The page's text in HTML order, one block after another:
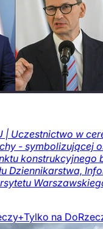
| Uczestnictwo w
- symbolizującej
konstrukcyjnego
Dziennikarstwa,
Tylko na